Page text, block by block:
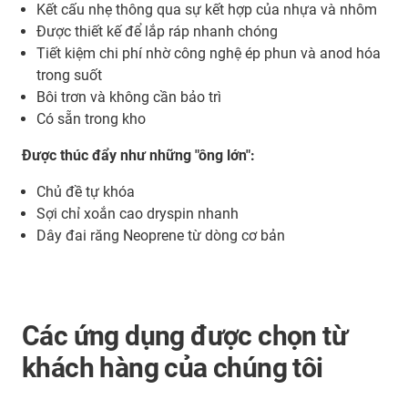
Kết cấu nhẹ thông qua sự kết hợp của nhựa và nhôm
Được thiết kế để lắp ráp nhanh chóng
Tiết kiệm chi phí nhờ công nghệ ép phun và anod hóa
trong suốt
Bôi trơn và không cần bảo trì
Có sẵn trong kho
Được thúc đẩy như những "ông lớn":
Chủ đề tự khóa
Sợi chỉ xoắn cao dryspin nhanh
Dây đai răng Neoprene từ dòng cơ bản
Các ứng dụng được chọn từ
khách hàng của chúng tôi